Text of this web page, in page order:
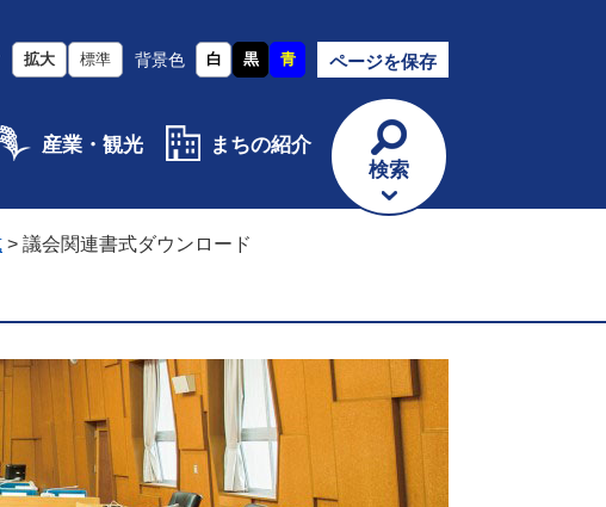
拡大 標準 背景色 白 黒 青 ページを保存
産業・観光
まちの紹介
検索
> 議会関連書式ダウンロード